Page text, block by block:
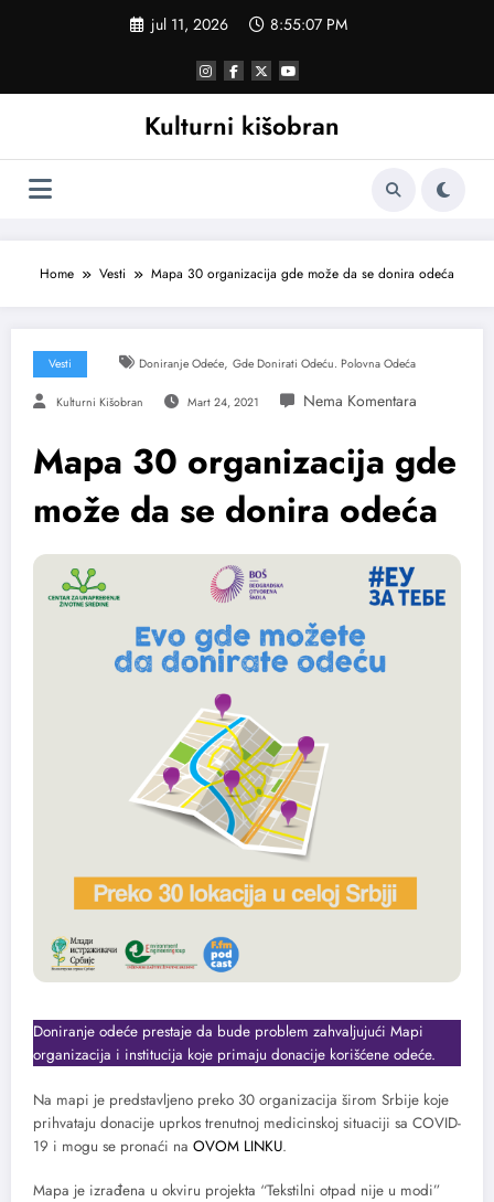
jul 11, 2026 8:55:07 PM
Kulturni kišobran
Home Vesti Mapa 30 organizacija gde može da se donira odeća
Vesti Doniranje Odeće, Gde Donirati Odeću. Polovna Odeća
Kulturni Kišobran Mart 24, 2021
Mapa 30 organizacija gde
može da se donira odeća
Doniranje odeće prestaje da bude problem zahvaljujući Mapi
organizacija i institucija koje primaju donacije korišćene odeće.
Na mapi je predstavljeno preko 30 organizacija širom Srbije koje
prihvataju donacije uprkos trenutnoj medicinskoj situaciji sa COVID-
19 i mogu se pronaći na OVOM LINKU.
Mapa je izrađena u okviru projekta “Tekstilni otpad nije u modi”